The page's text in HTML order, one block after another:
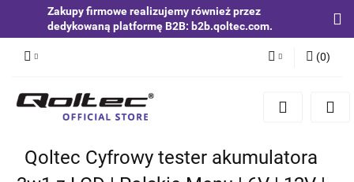
Zakupy firmowe realizujemy również przez
dedykowaną platformę B2B: b2b.qoltec.com.
Zaloguj się
Zgody cookies
(0)
Qoltec Cyfrowy tester akumulatora